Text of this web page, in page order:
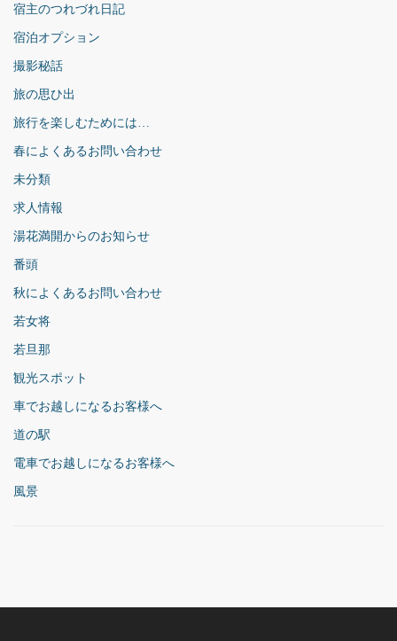
宿主のつれづれ日記
宿泊オプション
撮影秘話
旅の思ひ出
旅行を楽しむためには…
春によくあるお問い合わせ
未分類
求人情報
湯花満開からのお知らせ
番頭
秋によくあるお問い合わせ
若女将
若旦那
観光スポット
車でお越しになるお客様へ
道の駅
電車でお越しになるお客様へ
風景